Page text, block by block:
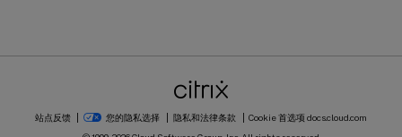
站点反馈 您的隐私选择 隐私和法律条款 Cookie 首选项 docs.cloud.com